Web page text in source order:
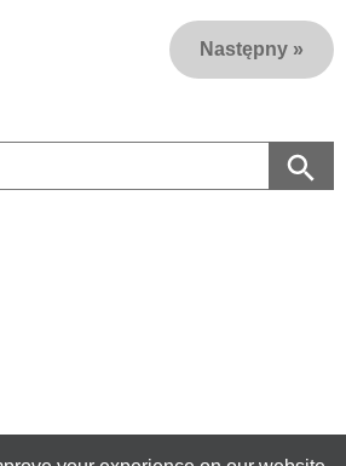
Następny »